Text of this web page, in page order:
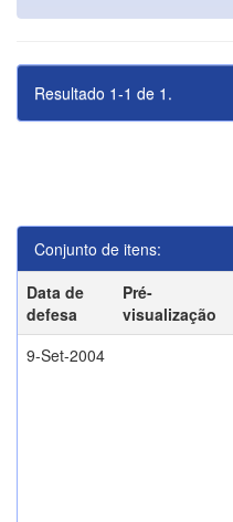
Resultado 1-1 de 1.
Conjunto de itens:
Data de
defesa
Pré-
visualização
9-Set-2004